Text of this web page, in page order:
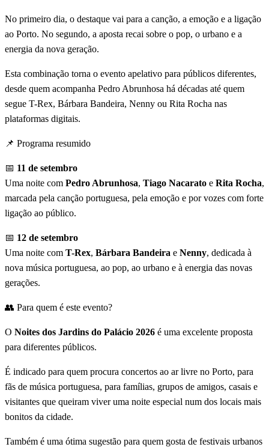
No primeiro dia, o destaque vai para a canção, a emoção e a ligação
ao Porto. No segundo, a aposta recai sobre o pop, o urbano e a
energia da nova geração.
Esta combinação torna o evento apelativo para públicos diferentes,
desde quem acompanha Pedro Abrunhosa há décadas até quem
segue T-Rex, Bárbara Bandeira, Nenny ou Rita Rocha nas
plataformas digitais.
📌 Programa resumido
📅 11 de setembro
Uma noite com Pedro Abrunhosa, Tiago Nacarato e Rita Rocha,
marcada pela canção portuguesa, pela emoção e por vozes com forte
ligação ao público.
📅 12 de setembro
Uma noite com T-Rex, Bárbara Bandeira e Nenny, dedicada à
nova música portuguesa, ao pop, ao urbano e à energia das novas
gerações.
👥 Para quem é este evento?
O Noites dos Jardins do Palácio 2026 é uma excelente proposta
para diferentes públicos.
É indicado para quem procura concertos ao ar livre no Porto, para
fãs de música portuguesa, para famílias, grupos de amigos, casais e
visitantes que queiram viver uma noite especial num dos locais mais
bonitos da cidade.
Também é uma ótima sugestão para quem gosta de festivais urbanos